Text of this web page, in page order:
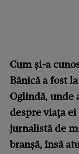
Cum și-a
Bănică a fost
Oglindă,
despre viața
jurnalistă de
branșă, însă